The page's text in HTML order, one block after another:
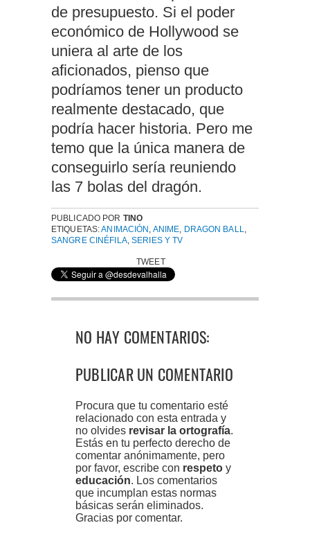
de presupuesto. Si el poder
económico de Hollywood se
uniera al arte de los
aficionados, pienso que
podríamos tener un producto
realmente destacado, que
podría hacer historia. Pero me
temo que la única manera de
conseguirlo sería reuniendo
las 7 bolas del dragón.
PUBLICADO POR TINO
ETIQUETAS:ANIMACIÓN , ANIME, DRAGON BALL,
SANGRE CINÉFILA,SERIES Y TV
TWEET
NO HAY COMENTARIOS:
PUBLICAR UN COMENTARIO
Procura que tu comentario esté
relacionado con esta entrada y
no olvides revisar la ortografía.
Estás en tu perfecto derecho de
comentar anónimamente, pero
por favor, escribe con respeto y
educación. Los comentarios
que incumplan estas normas
básicas serán eliminados.
Gracias por comentar.